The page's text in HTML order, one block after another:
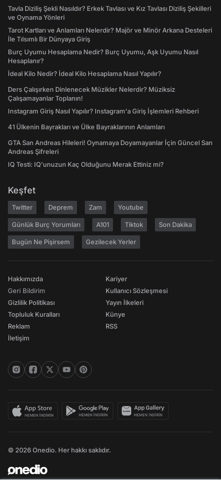
Tavla Diziliş Şekli Nasıldır? Erkek Tavlası ve Kız Tavlası Diziliş Şekilleri
ve Oynama Yönleri
Tarot Kartları ve Anlamları Nelerdir? Majör ve Minör Arkana Desteleri
İle Tılsımlı Bir Dünyaya Giriş
Burç Uyumu Hesaplama Nedir? Burç Uyumu, Aşk Uyumu Nasıl
Hesaplanır?
İdeal Kilo Nedir? İdeal Kilo Hesaplama Nasıl Yapılır?
Ders Çalışırken Dinlenecek Müzikler Nelerdir? Müziksiz
Çalışamayanlar Toplanın!
Instagram Giriş Nasıl Yapılır? Instagram'a Giriş İşlemleri Rehberi
41 Ülkenin Bayrakları ve Ülke Bayraklarının Anlamları
GTA San Andreas Hileleri! Oynamaya Doyamayanlar İçin Güncel San
Andreas Şifreleri
IQ Testi: IQ'unuzun Kaç Olduğunu Merak Ettiniz mi?
Keşfet
Twitter Deprem Zam Youtube
Günlük Burç Yorumları A101 Tiktok Son Dakika
Bugün Ne Pişirsem Gezilecek Yerler
Hakkımızda
Geri Bildirim
Gizlilik Politikası
Topluluk Kuralları
Reklam
İletişim
Kariyer
Kullanıcı Sözleşmesi
Yayın İlkeleri
Künye
RSS
© 2026 Onedio. Her hakkı saklıdır.